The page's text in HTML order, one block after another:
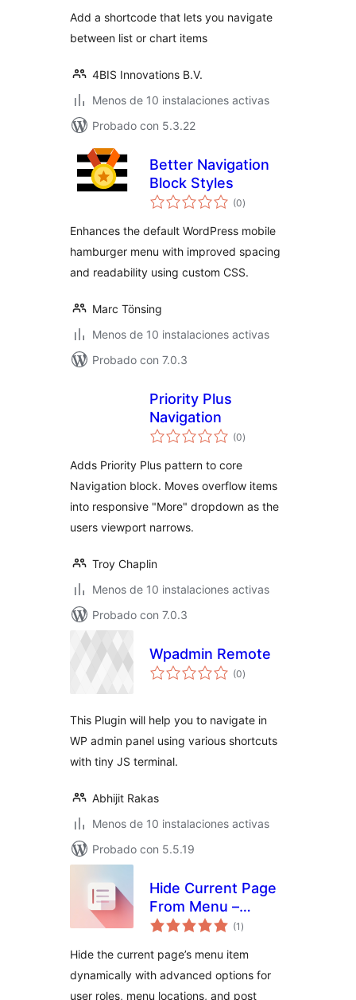
Add a shortcode that lets you navigate
between list or chart items
4BIS Innovations B.V.
Menos de 10 instalaciones activas
Probado con 5.3.22
Better Navigation
Block Styles
(0total
de
)
Enhances the default WordPress mobile
hamburger menu with improved spacing
and readability using custom CSS.
Marc Tönsing
Menos de 10 instalaciones activas
Probado con 7.0.3
Priority Plus
Navigation
(0total
de
)
Adds Priority Plus pattern to core
Navigation block. Moves overflow items
into responsive "More" dropdown as the
users viewport narrows.
Troy Chaplin
Menos de 10 instalaciones activas
Probado con 7.0.3
Wpadmin Remote
(0total
de
)
This Plugin will help you to navigate in
WP admin panel using various shortcuts
with tiny JS terminal.
Abhijit Rakas
Menos de 10 instalaciones activas
Probado con 5.5.19
Hide Current Page
From Menu –
Advanced
(1 total
de
)
Hide the current page’s menu item
dynamically with advanced options for
user roles, menu locations, and post